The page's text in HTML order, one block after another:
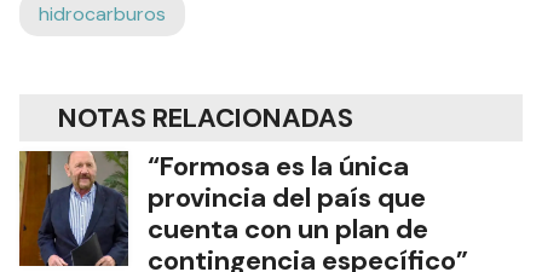
hidrocarburos
NOTAS RELACIONADAS
“Formosa es la única
provincia del país que
cuenta con un plan de
contingencia específico”